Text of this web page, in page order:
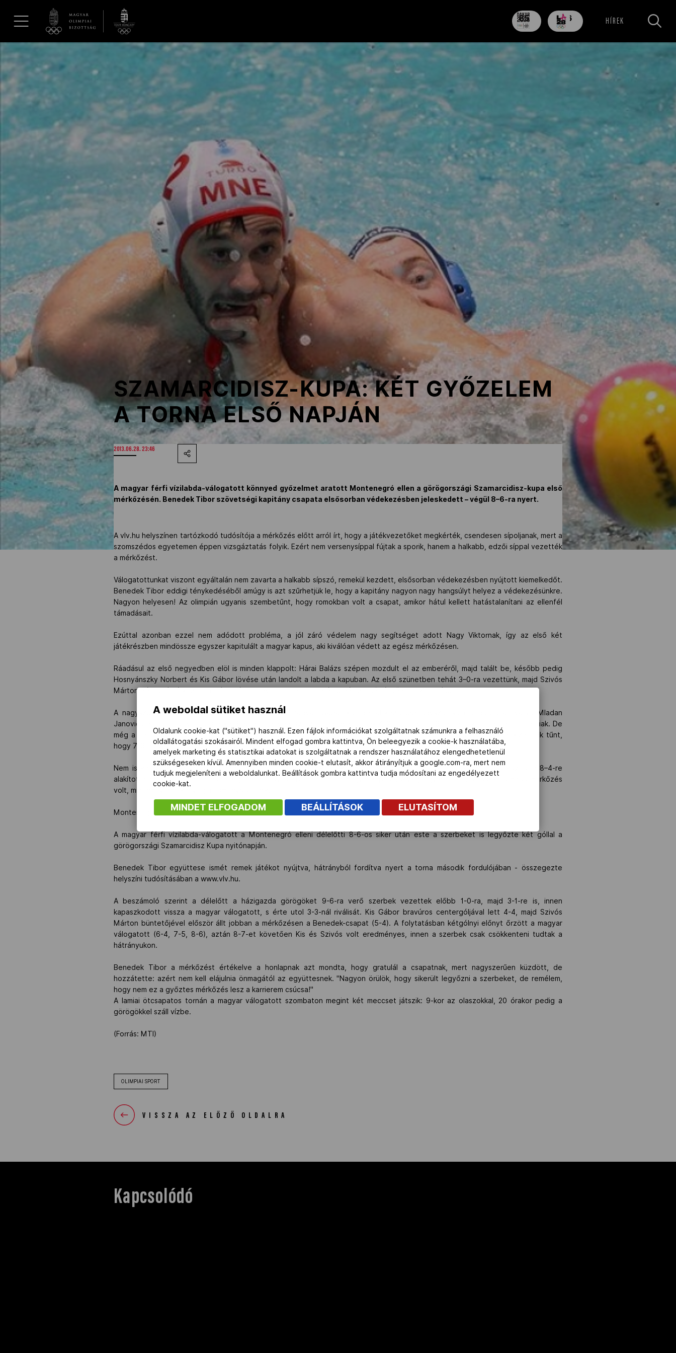
Galéria
Los Angeles 2028
Kettőskarrier-program
NOB
Társszervezetek
Adatbank
85
nap
706
nap HÍREK
SZAMARCIDISZ-KUPA: KÉT GYŐZELEM
A TORNA ELSŐ NAPJÁN
2013.06.28. 23:46
A magyar férfi vízilabda-válogatott könnyed győzelmet aratott Montenegró ellen a görögországi Szamarcidisz-kupa első
mérkőzésén. Benedek Tibor szövetségi kapitány csapata elsősorban védekezésben jeleskedett – végül 8–6-ra nyert.
A vlv.hu helyszínen tartózkodó tudósítója a mérkőzés előtt arról írt, hogy a játékvezetőket megkérték, csendesen sípoljanak, mert a
szomszédos egyetemen éppen vizsgáztatás folyik. Ezért nem versenysíppal fújtak a sporik, hanem a halkabb, edzői síppal vezették
a mérkőzést.
Válogatottunkat viszont egyáltalán nem zavarta a halkabb sípszó, remekül kezdett, elsősorban védekezésben nyújtott kiemelkedőt.
Benedek Tibor eddigi ténykedéséből amúgy is azt szűrhetjük le, hogy a kapitány nagyon nagy hangsúlyt helyez a védekezésünkre.
Nagyon helyesen! Az olimpián ugyanis szembetűnt, hogy romokban volt a csapat, amikor hátul kellett hatástalanítani az ellenfél
támadásait.
Ezúttal azonban ezzel nem adódott probléma, a jól záró védelem nagy segítséget adott Nagy Viktornak, így az első két
játékrészben mindössze egyszer kapitulált a magyar kapus, aki kiválóan védett az egész mérkőzésen.
Ráadásul az első negyedben elöl is minden klappolt: Hárai Balázs szépen mozdult el az emberéről, majd talált be, később pedig
Hosnyánszky Norbert és Kis Gábor lövése után landolt a labda a kapuban. Az első szünetben tehát 3–0-ra vezettünk, majd Szivós
Márton gólja után érkezett a már említett egyetlen montenegrói dugó az első félidőben – 4–0-nál...
A nagyszünet után éledezett a házigazda, de a magyar csapat két gólnál közelebb egyszer sem engedte a riválist. Mladan
Janovics ötméteresével és Drasko Brguljan előnyből szerzett góljával is csak 4–2-re, illetve 5–3-ra „jöttek fel" a montenegróiak. De
még a harmadik negyed vége előtt Szivós és Madaras Norbert gyakorlatilag eldöntötte az összecsapást. ezúttal kizártnak tűnt,
hogy 7–3-as vezetésről bukjon együttesünk az utolsó negyedben.
Nem is kapott ki, bár a végén hagyta, hogy Montenegró kicsit kozmetikázza az eredményt. Szivós a negyed közepén 8–4-re
alakította az állást, ám a hajrában Brguljan két lövése is utat talált a magyar kapuba. A vége így 8–6 lett, de sokkal simább mérkőzés
volt, mint amilyennek a végeredményből tűnik.
Montenegró után a szerbeket is legyőzte a pólóválogatott
A magyar férfi vízilabda-válogatott a Montenegró elleni délelőtti 8-6-os siker után este a szerbeket is legyőzte két góllal a
görögországi Szamarcidisz Kupa nyitónapján.
Benedek Tibor együttese ismét remek játékot nyújtva, hátrányból fordítva nyert a torna második fordulójában - összegezte
helyszíni tudósításában a www.vlv.hu.
A beszámoló szerint a délelőtt a házigazda görögöket 9-6-ra verő szerbek vezettek előbb 1-0-ra, majd 3-1-re is, innen
kapaszkodott vissza a magyar válogatott, s érte utol 3-3-nál riválisát. Kis Gábor bravúros centergóljával lett 4-4, majd Szivós
Márton büntetőjével először állt jobban a mérkőzésen a Benedek-csapat (5-4). A folytatásban kétgólnyi előnyt őrzött a magyar
válogatott (6-4, 7-5, 8-6), aztán 8-7-et követően Kis és Szivós volt eredményes, innen a szerbek csak csökkenteni tudtak a
hátrányukon.
Benedek Tibor a mérkőzést értékelve a honlapnak azt mondta, hogy gratulál a csapatnak, mert nagyszerűen küzdött, de
hozzátette: azért nem kell elájulnia önmagától az együttesnek. "Nagyon örülök, hogy sikerült legyőzni a szerbeket, de remélem,
hogy nem ez a győztes mérkőzés lesz a karrierem csúcsa!"
A lamiai ötcsapatos tornán a magyar válogatott szombaton megint két meccset játszik: 9-kor az olaszokkal, 20 órakor pedig a
görögökkel száll vízbe.
(Forrás: MTI)
OLIMPIAI SPORT
VISSZA AZ ELŐZŐ OLDALRA
Kapcsolódó
A weboldal sütiket használ
Oldalunk cookie-kat ("sütiket") használ. Ezen fájlok információkat szolgáltatnak számunkra a felhasználó
oldallátogatási szokásairól. Mindent elfogad gombra kattintva, Ön beleegyezik a cookie-k használatába,
amelyek marketing és statisztikai adatokat is szolgáltatnak a rendszer használatához elengedhetetlenül
szükségeseken kívül. Amennyiben minden cookie-t elutasít, akkor átirányítjuk a google.com-ra, mert nem
tudjuk megjeleníteni a weboldalunkat. Beállítások gombra kattintva tudja módosítani az engedélyezett
cookie-kat.
MINDET ELFOGADOM BEÁLLÍTÁSOK ELUTASÍTOM